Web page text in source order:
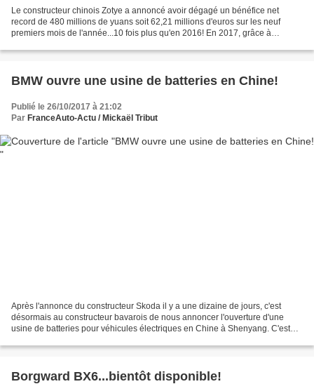
Le constructeur chinois Zotye a annoncé avoir dégagé un bénéfice net
record de 480 millions de yuans soit 62,21 millions d'euros sur les neuf
premiers mois de l'année...10 fois plus qu'en 2016! En 2017, grâce à
BMW ouvre une usine de batteries en Chine!
Publié le 26/10/2017 à 21:02
Par FranceAuto-Actu / Mickaël Tribut
Après l'annonce du constructeur Skoda il y a une dizaine de jours, c'est
désormais au constructeur bavarois de nous annoncer l'ouverture d'une
usine de batteries pour véhicules électriques en Chine à Shenyang. C'est
Borgward BX6...bientôt disponible!